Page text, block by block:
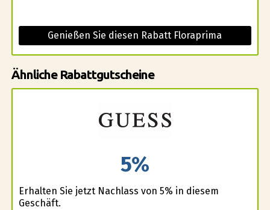
Genießen Sie diesen Rabatt Floraprima
Ähnliche Rabattgutscheine
5%
Erhalten Sie jetzt Nachlass von 5% in diesem
Geschäft.